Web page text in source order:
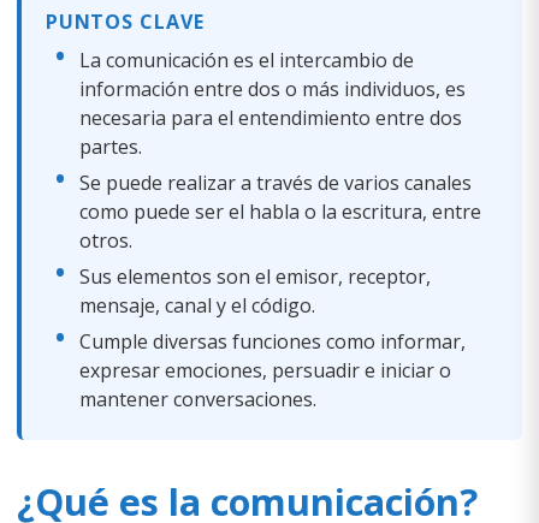
PUNTOS CLAVE
La comunicación es el intercambio de
información entre dos o más individuos, es
necesaria para el entendimiento entre dos
partes.
Se puede realizar a través de varios canales
como puede ser el habla o la escritura, entre
otros.
Sus elementos son el emisor, receptor,
mensaje, canal y el código.
Cumple diversas funciones como informar,
expresar emociones, persuadir e iniciar o
mantener conversaciones.
¿Qué es la comunicación?